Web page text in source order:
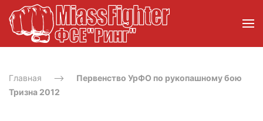
Главная
Первенство УрФО по рукопашному бою
Тризна 2012